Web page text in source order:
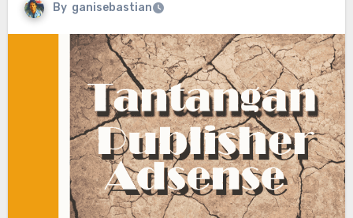
By ganisebastian